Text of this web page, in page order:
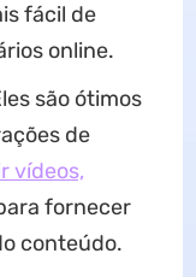
fácil de
online.
são ótimos
de
vídeos,
fornecer
conteúdo.